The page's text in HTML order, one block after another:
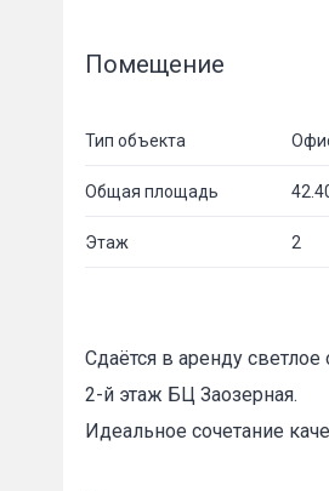
Помещение
Тип объекта
Общая площадь
Этаж 2
Сдаётся в аренду
2-й этаж БЦ Заозерная.
Идеальное сочетание